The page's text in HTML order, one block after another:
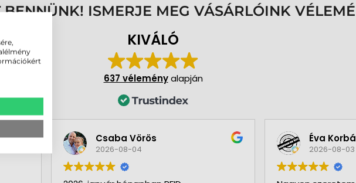
ISMERJE MEG VÁSÁRLÓINK
KIVÁLÓ
637 véleményalapján
Csaba Vörös
2026-08-04
Éva
2026-08-03